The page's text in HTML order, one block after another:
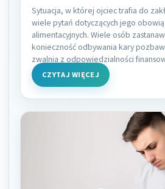
Sytuacja, w której ojciec trafia do
wiele pytań dotyczących jego
alimentacyjnych. Wiele osób
konieczność odbywania kary
zwalnia z odpowiedzialności
CZYTAJ WIĘCEJ